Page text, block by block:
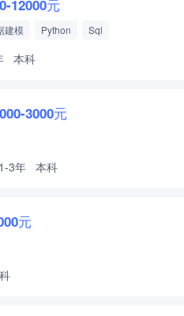
12000元
建模 Python Sql
本科
3000元
1-3年 本科
元